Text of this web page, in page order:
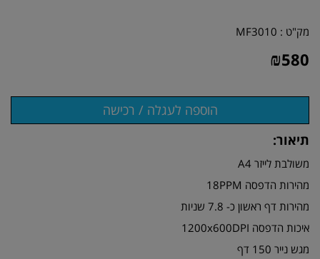
מק"ט : MF3010
₪580
תיאור:
משולבת לייזר A4
מהירות הדפסה 18PPM
מהירות דף ראשון כ- 7.8 שניות
איכות הדפסה 1200x600DPI
מגש נייר 150 דף